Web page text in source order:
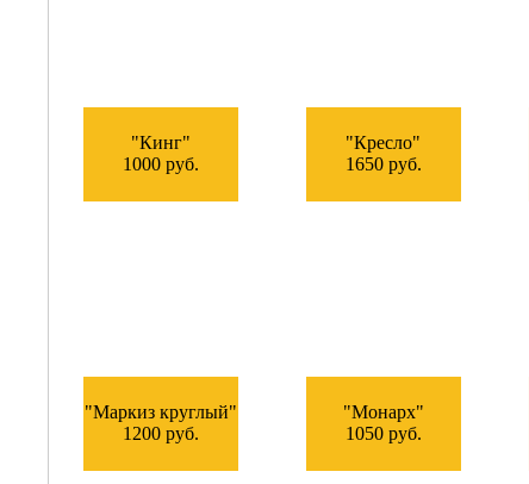
"Кинг"
1000 руб.
"Кресло"
1650 руб.
"Маркиз круглый"
1200 руб.
"Монарх"
1050 руб.